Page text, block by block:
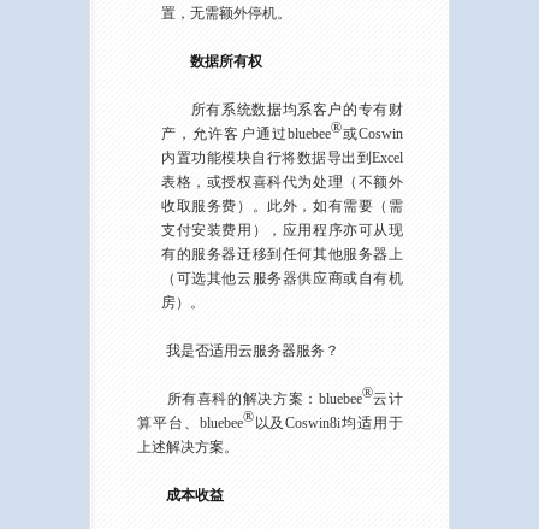
置，无需额外停机。
数据所有权
所有系统数据均系客户的专有财
产，允许客户通过bluebee®或Coswin
内置功能模块自行将数据导出到Excel
表格，或授权喜科代为处理（不额外
收取服务费）。此外，如有需要（需
支付安装费用），应用程序亦可从现
有的服务器迁移到任何其他服务器上
（可选其他云服务器供应商或自有机
房）。
我是否适用云服务器服务？
所有喜科的解决方案：bluebee®云计
算平台、bluebee®以及Coswin8i均适用于
上述解决方案。
成本收益